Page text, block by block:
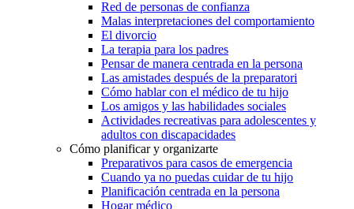
Red de personas de confianza
Malas interpretaciones del comportamiento
El divorcio
La terapia para los padres
Pensar de manera centrada en la persona
Las amistades después de la preparatori
Cómo hablar con el médico de tu hijo
Los amigos y las habilidades sociales
Actividades recreativas para adolescentes y
adultos con discapacidades
Cómo planificar y organizarte
Preparativos para casos de emergencia
Cuando ya no puedas cuidar de tu hijo
Planificación centrada en la persona
Hogar médico